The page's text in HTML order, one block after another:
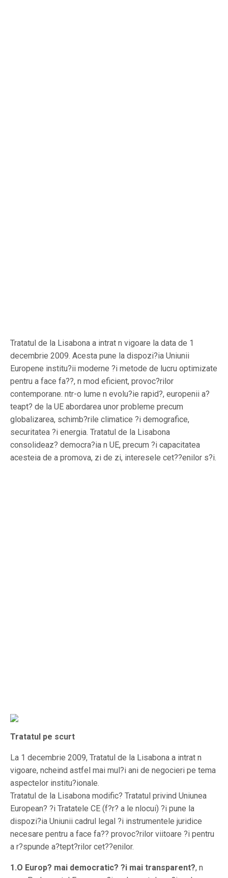
Tratatul de la Lisabona a intrat n vigoare la data de 1
decembrie 2009. Acesta pune la dispozi?ia Uniunii
Europene institu?ii moderne ?i metode de lucru optimizate
pentru a face fa??, n mod eficient, provoc?rilor
contemporane. ntr-o lume n evolu?ie rapid?, europenii a?
teapt? de la UE abordarea unor probleme precum
globalizarea, schimb?rile climatice ?i demografice,
securitatea ?i energia. Tratatul de la Lisabona
consolideaz? democra?ia n UE, precum ?i capacitatea
acesteia de a promova, zi de zi, interesele cet??enilor s?i.
Tratatul pe scurt
La 1 decembrie 2009, Tratatul de la Lisabona a intrat n
vigoare, ncheind astfel mai mul?i ani de negocieri pe tema
aspectelor institu?ionale.
Tratatul de la Lisabona modific? Tratatul privind Uniunea
European? ?i Tratatele CE (f?r? a le nlocui) ?i pune la
dispozi?ia Uniunii cadrul legal ?i instrumentele juridice
necesare pentru a face fa?? provoc?rilor viitoare ?i pentru
a r?spunde a?tept?rilor cet??enilor.
1.O Europ? mai democratic? ?i mai transparent?, n